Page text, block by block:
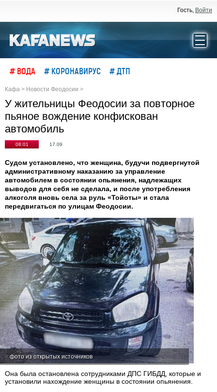
Гость, Войти
# ВОДА # КОРОНАВИРУС # ДТП
Кафа > Новости Феодосии >
У жительницы Феодосии за повторное
пьяное вождение конфискован
автомобиль
08:01 17.09
Судом установлено, что женщина, будучи подвергнутой
административному наказанию за управление
автомобилем в состоянии опьянения, надлежащих
выводов для себя не сделала, и после употребления
алкоголя вновь села за руль «Тойоты» и стала
передвигаться по улицам Феодосии.
фото из открытых источников
Она была остановлена сотрудниками ДПС ГИБДД, которые и
установили нахождение женщины в состоянии опьянения.